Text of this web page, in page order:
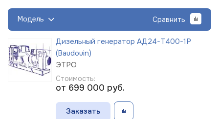
Модель Сравнить
Дизельный генератор АД24-Т400-1Р
(Baudouin)
ЭТРО
Стоимость:
от 699 000 руб.
Заказать